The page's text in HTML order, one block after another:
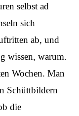
selbst ad
sich
ab, und
wissen, warum.
Wochen. Man
Schüttbildern
die